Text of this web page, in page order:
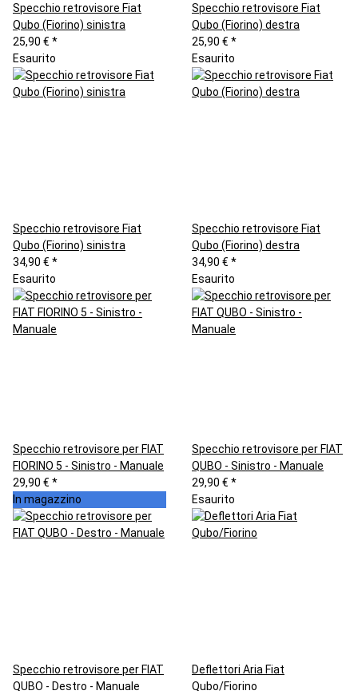
Specchio retrovisore Fiat
Qubo (Fiorino) sinistra
25,90 € *
Specchio retrovisore Fiat
Qubo (Fiorino) destra
25,90 € *
Esaurito
Specchio retrovisore Fiat
Qubo (Fiorino) sinistra
34,90 € *
Esaurito
Specchio retrovisore Fiat
Qubo (Fiorino) destra
34,90 € *
Esaurito
Specchio retrovisore per FIAT
FIORINO 5 - Sinistro - Manuale
29,90 € *
Esaurito
Specchio retrovisore per FIAT
QUBO - Sinistro - Manuale
29,90 € *
In magazzino
Specchio retrovisore per FIAT
QUBO - Destro - Manuale
Esaurito
Deflettori Aria Fiat
Qubo/Fiorino